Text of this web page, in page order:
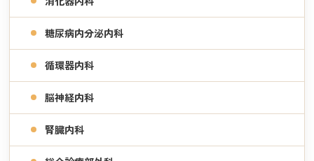
骨粗鬆症 リウマチ
専門領域・得意分野
骨粗鬆症
糖尿病内分泌内科
循環器内科
脳神経内科
腎臓内科